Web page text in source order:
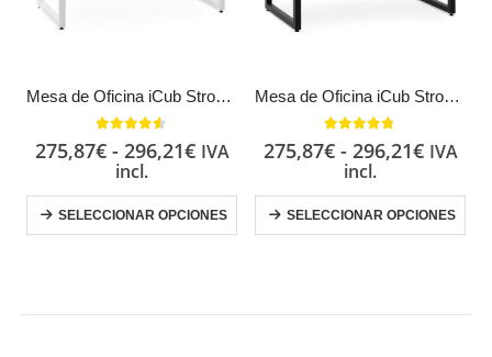
Mesa de Oficina iCub Strong en Blanco y Natural Estilo Nórdico Industrial
275,87€ - 296,21€ IVA
incl.
SELECCIONAR OPCIONES
Mesa de Oficina iCub Strong Estilo Industrial Vintage metal en Negro
275,87€ - 296,21€ IVA
incl.
SELECCIONAR OPCIONES